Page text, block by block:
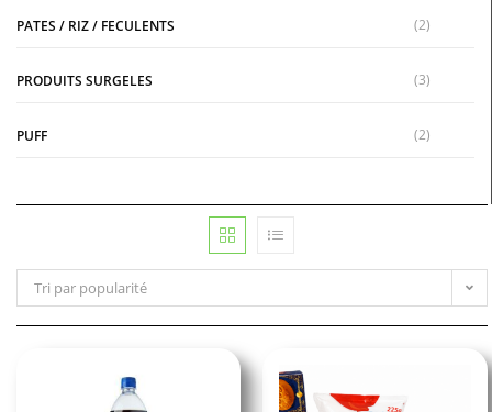
PATES / RIZ / FECULENTS (2)
PRODUITS SURGELES (3)
PUFF (2)
Tri par popularité